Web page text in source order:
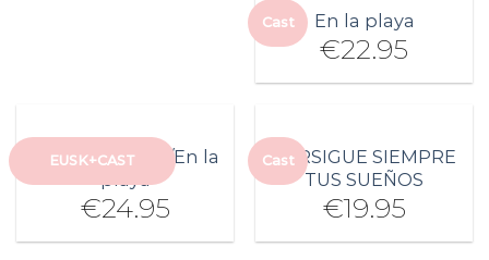
Cast En la playa
€22.95
EUSK+CAST
HONDARTZAN/En la
€24.95
Cast
PERSIGUE SIEMPRE
TUS SUEÑOS
€19.95